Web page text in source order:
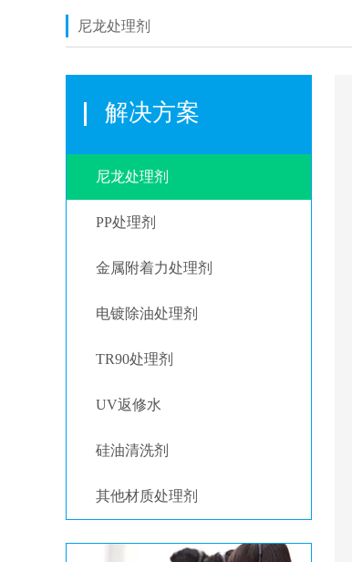
尼龙处理剂
解决方案
尼龙处理剂
PP处理剂
金属附着力处理剂
电镀除油处理剂
TR90处理剂
UV返修水
硅油清洗剂
其他材质处理剂